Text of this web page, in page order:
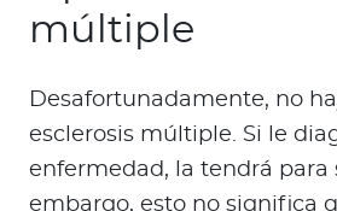
múltiple
Desafortunadamente, no
esclerosis múltiple. Si le
enfermedad, la tendrá para
embargo, esto no significa